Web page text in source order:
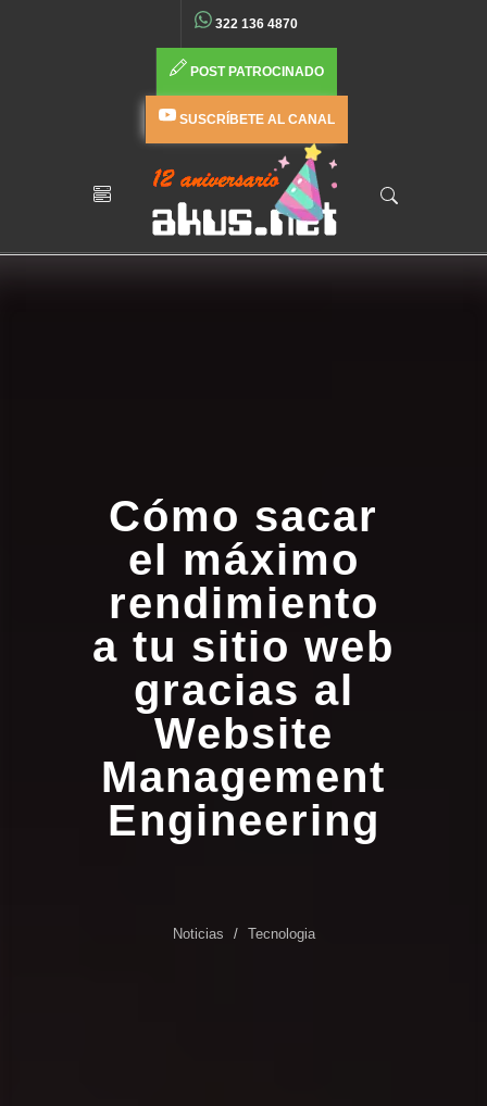
322 136 4870
POST PATROCINADO
SUSCRÍBETE AL CANAL
Cómo sacar
el máximo
rendimiento
a tu sitio web
gracias al
Website
Management
Engineering
Noticias Tecnologia